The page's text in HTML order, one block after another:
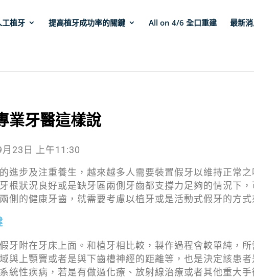
工植牙 提高植牙成功率的關鍵 All on 4/6 全口重建 最新
業牙醫這樣說
23日 上午11:30
進步及注重養生，越來越多人需要裝置假牙以維持正常
根狀況良好或是缺牙區兩側牙齒都支撐力足夠的情況下
側的健康牙齒，就需要考慮以植牙或是活動式假牙的方式
牙附在牙床上面。和植牙相比較，製作過程會較單純，所
與上顎竇或者是與下齒槽神經的距離等，也是決定該患
統性疾病，若是有做過化療、放射線治療或者其他重大